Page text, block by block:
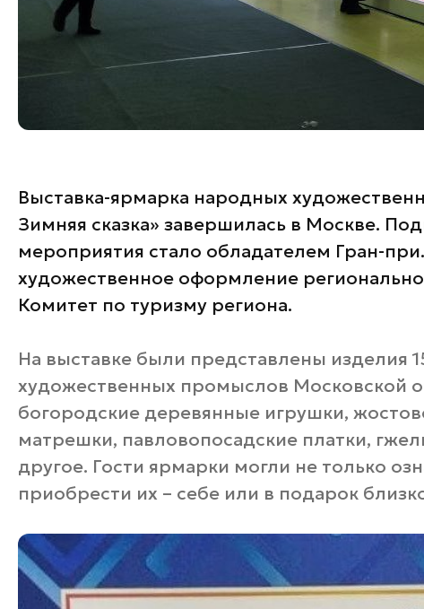
Выставка-ярмарка народных
Зимняя сказка» завершилась в Москве.
мероприятия стало обладателем Гран-
художественное оформление
Комитет по туризму региона.
На выставке были представлены изделия
художественных промыслов Московской
богородские деревянные игрушки,
матрешки, павловопосадские платки,
другое. Гости ярмарки могли не только
приобрести их – себе или в подарок